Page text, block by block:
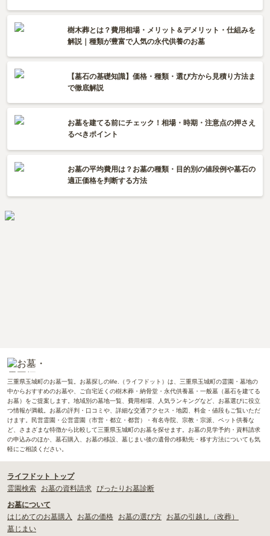
樹木葬とは？費用相場・メリット＆デメリット・仕組みを
解説｜種類が豊富で人気の永代供養のお墓
【墓石の基礎知識】価格・種類・選び方から見積り方法ま
で徹底解説
お墓を建てる前にチェック！相場・時期・注意点の押さえ
るべきポイント
お墓の平均費用は？お墓の種類・目的別の値段例や墓石の
適正価格を判断する方法
三重県玉城町のお墓一覧。お墓探しのlife.（ライフドット）は、三重県玉城町の霊園・墓地の
中からおすすめのお墓や、ご自宅近くの樹木葬・納骨堂・永代供養墓・一般墓（墓石を建てる
お墓）をご提案します。地域別の墓地一覧、費用相場、人気ランキングなど、お墓選びに役立
つ情報が満載。お墓の評判・口コミや、詳細な交通アクセス・地図、料金・値段もご覧いただ
けます。民営霊園・公営霊園（市営・都立・都営）・有名寺院、宗教・宗派、ペット供養な
ど、さまざまな特徴から比較して三重県玉城町のお墓を探せます。お墓の見学予約・資料請求
の申込みのほか、墓石購入、お墓の移設、墓じまい後の遺骨の移動先・移す方法についても気
軽にご相談ください。
ライフドット トップ
霊園検索
お墓の資料請求 ぴったりお墓診断
お墓について
はじめてのお墓購入
お墓の価格 お墓の選び方
お墓の引越し（改葬）
墓じまい